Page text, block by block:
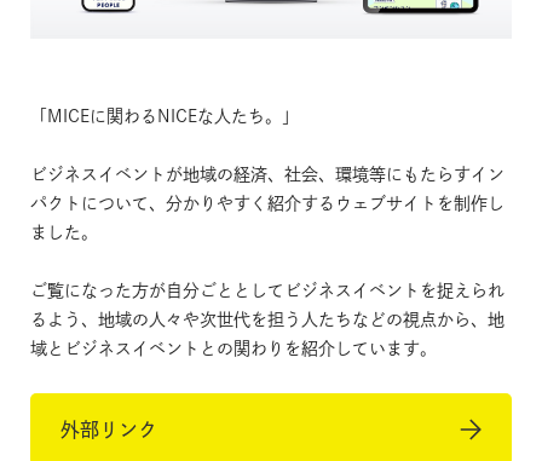
「MICEに関わるNICEな人たち。」
ビジネスイベントが地域の経済、社会、環境等にもたらすイン
パクトについて、分かりやすく紹介するウェブサイトを制作し
ました。
ご覧になった方が自分ごととしてビジネスイベントを捉えられ
るよう、地域の人々や次世代を担う人たちなどの視点から、地
域とビジネスイベントとの関わりを紹介しています。
外部リンク